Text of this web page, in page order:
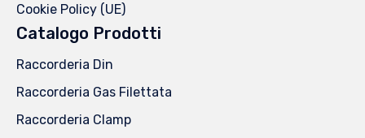
Cookie Policy (UE)
Catalogo Prodotti
Raccorderia Din
Raccorderia Gas Filettata
Raccorderia Clamp